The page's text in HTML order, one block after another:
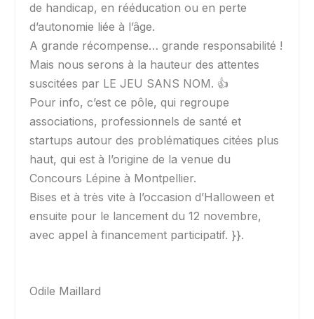
de handicap, en rééducation ou en perte
d’autonomie liée à l’âge.
A grande récompense… grande responsabilité !
Mais nous serons à la hauteur des attentes
suscitées par LE JEU SANS NOM. 👍
Pour info, c’est ce pôle, qui regroupe
associations, professionnels de santé et
startups autour des problématiques citées plus
haut, qui est à l’origine de la venue du
Concours Lépine à Montpellier.
Bises et à très vite à l’occasion d’Halloween et
ensuite pour le lancement du 12 novembre,
avec appel à financement participatif. }}.
Odile Maillard